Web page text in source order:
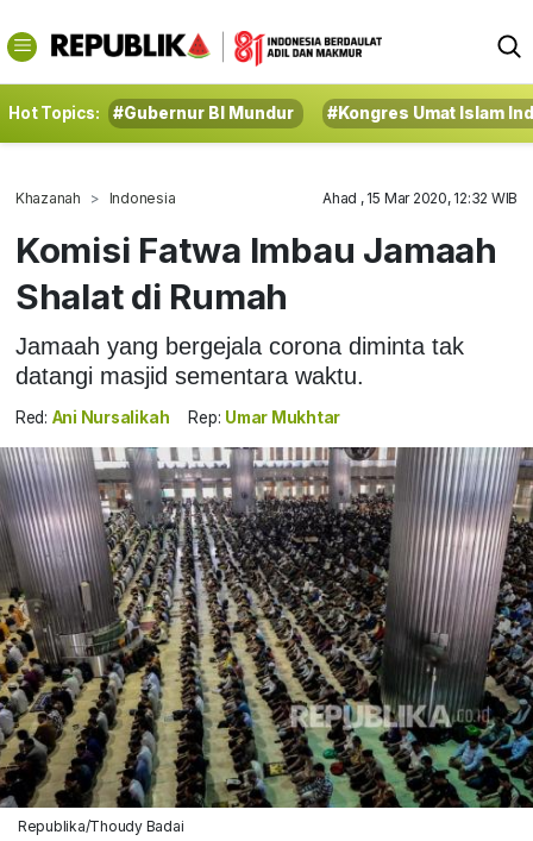
Hot Topics: #Gubernur BI Mundur #Kongres Umat Islam
Khazanah Indonesia Ahad , 15 Mar 2020, 12:32 WIB
Komisi Fatwa Imbau Jamaah
Shalat di Rumah
Jamaah yang bergejala corona diminta tak
datangi masjid sementara waktu.
Red: Ani Nursalikah Rep: Umar Mukhtar
Republika/Thoudy Badai